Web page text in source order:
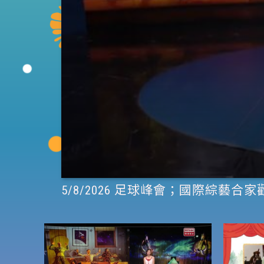
0
seconds
7
seconds Volume
90%
5/8/2026 足球峰會；國際綜藝合家